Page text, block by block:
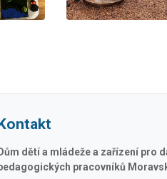
Kontakt
Dům dětí a mládeže a zařízení pro
pracovníků